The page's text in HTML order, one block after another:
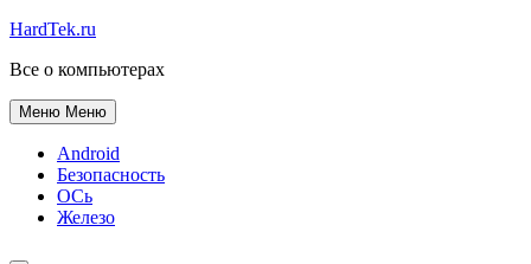
HardTek.ru
Все о компьютерах
Меню Меню
Android
Безопасность
ОСь
Железо